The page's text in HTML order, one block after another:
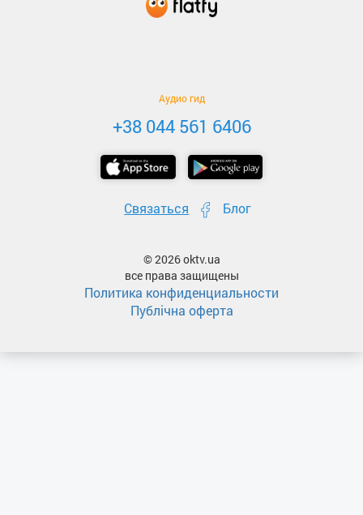
Аудио гид
+38 044 561 6406
Связаться Блог
© 2026 oktv.ua
все права защищены
Политика конфиденциальности
Публічна оферта